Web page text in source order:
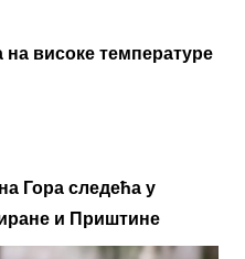
високе температуре
Гора следећа у
и Приштине